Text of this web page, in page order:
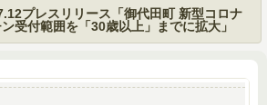
プレスリリース「御代田町 新型コロナ
受付範囲を「30歳以上」までに拡大」